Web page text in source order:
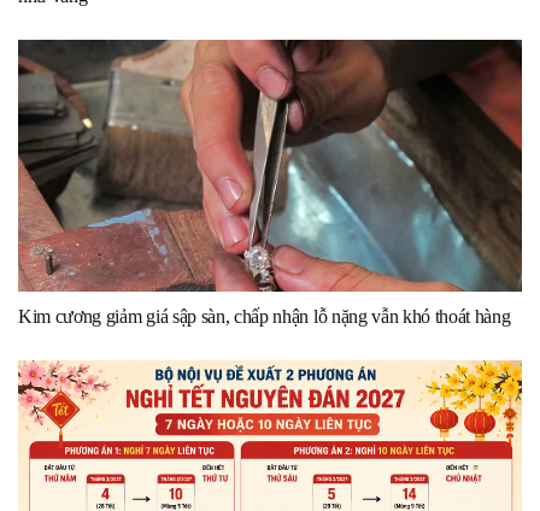
Kim cương giảm giá sập sàn, chấp nhận lỗ nặng vẫn khó thoát hàng